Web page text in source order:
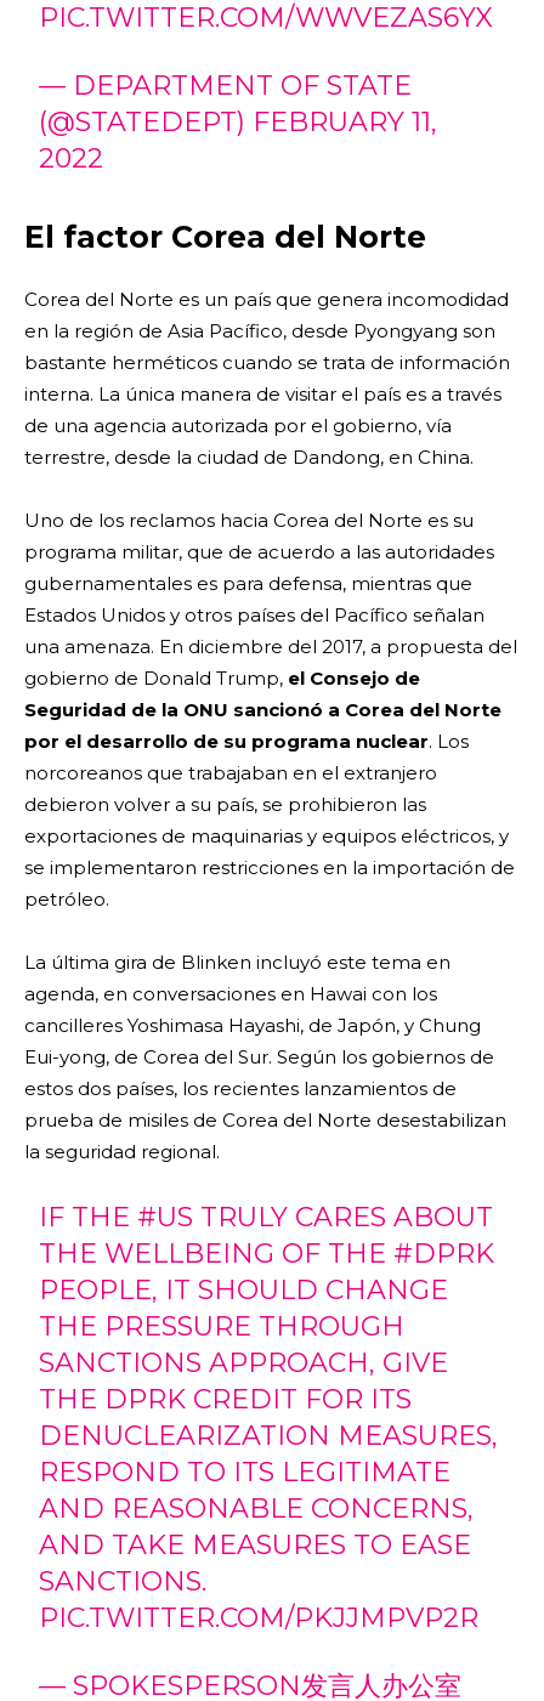
PIC.TWITTER.COM/WWVEZAS6YX
— DEPARTMENT OF STATE
(@STATEDEPT) FEBRUARY 11,
2022
El factor Corea del Norte
Corea del Norte es un país que genera incomodidad
en la región de Asia Pacífico, desde Pyongyang son
bastante herméticos cuando se trata de información
interna. La única manera de visitar el país es a través
de una agencia autorizada por el gobierno, vía
terrestre, desde la ciudad de Dandong, en China.
Uno de los reclamos hacia Corea del Norte es su
programa militar, que de acuerdo a las autoridades
gubernamentales es para defensa, mientras que
Estados Unidos y otros países del Pacífico señalan
una amenaza. En diciembre del 2017, a propuesta del
gobierno de Donald Trump, el Consejo de
Seguridad de la ONU sancionó a Corea del Norte
por el desarrollo de su programa nuclear. Los
norcoreanos que trabajaban en el extranjero
debieron volver a su país, se prohibieron las
exportaciones de maquinarias y equipos eléctricos, y
se implementaron restricciones en la importación de
petróleo.
La última gira de Blinken incluyó este tema en
agenda, en conversaciones en Hawai con los
cancilleres Yoshimasa Hayashi, de Japón, y Chung
Eui-yong, de Corea del Sur. Según los gobiernos de
estos dos países, los recientes lanzamientos de
prueba de misiles de Corea del Norte desestabilizan
la seguridad regional.
IF THE #US TRULY CARES ABOUT
THE WELLBEING OF THE #DPRK
PEOPLE, IT SHOULD CHANGE
THE PRESSURE THROUGH
SANCTIONS APPROACH, GIVE
THE DPRK CREDIT FOR ITS
DENUCLEARIZATION MEASURES,
RESPOND TO ITS LEGITIMATE
AND REASONABLE CONCERNS,
AND TAKE MEASURES TO EASE
SANCTIONS.
PIC.TWITTER.COM/PKJJMPVP2R
— SPOKESPERSON发言人办公室